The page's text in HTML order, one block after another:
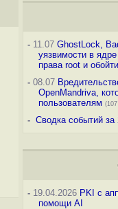
-11.07 GhostLock,
уязвимости в
права root и
-08.07
OpenMandriva,
пользователям
- Сводка событий за
-19.04.2026 PKI с
помощи AI